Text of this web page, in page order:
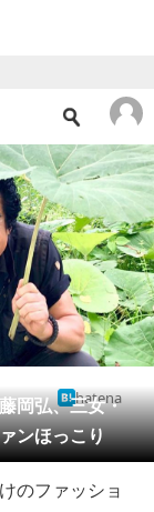
岡弘、三女・
ンほっこり
hatena
のファッショ